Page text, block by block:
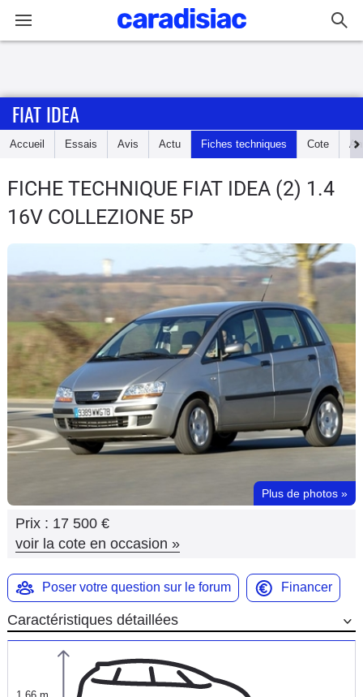
Accueil
Essais
Guide
Electriques
Utilitaires
Flottes
Auto
Services
Moto
Marques
FIAT IDEA
Accueil Essais Avis Actu Fiches techniques Cote
FICHE TECHNIQUE FIAT IDEA (2) 1.4
16V COLLEZIONE 5P
Plus de photos »
Prix : 17 500 €
voir la cote en occasion »
Poser votre question sur le forum Financer
Caractéristiques détaillées